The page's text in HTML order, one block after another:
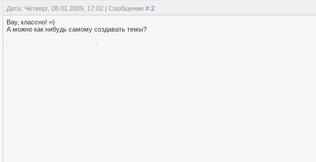
Дата: Четверг, 08.01.2009, 17:02 | Сообщение # 2
Вау, классно! =)
А можно как нибудь самому создавать темы?